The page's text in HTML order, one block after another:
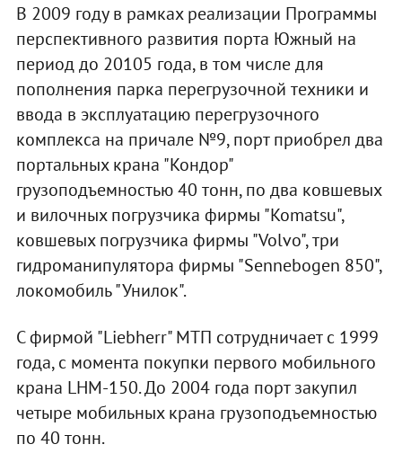
В 2009 году в рамках реализации Программы
перспективного развития порта Южный на
период до 20105 года, в том числе для
пополнения парка перегрузочной техники и
ввода в эксплуатацию перегрузочного
комплекса на причале №9, порт приобрел два
портальных крана "Кондор"
грузоподъемностью 40 тонн, по два ковшевых
и вилочных погрузчика фирмы "Komatsu",
ковшевых погрузчика фирмы "Volvo", три
гидроманипулятора фирмы "Sennebogen 850",
локомобиль "Унилок".
С фирмой "Liebherr" МТП сотрудничает с 1999
года, с момента покупки первого мобильного
крана LHM-150. До 2004 года порт закупил
четыре мобильных крана грузоподъемностью
по 40 тонн.